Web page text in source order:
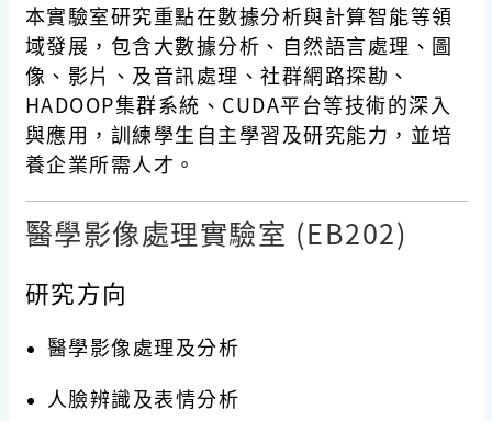
本實驗室研究重點在數據分析與計算智能等領
域發展，包含大數據分析、自然語言處理、圖
像、影片、及音訊處理、社群網路探勘、
HADOOP集群系統、CUDA平台等技術的深入
與應用，訓練學生自主學習及研究能力，並培
養企業所需人才。
醫學影像處理實驗室 (EB202)
研究方向
醫學影像處理及分析
人臉辨識及表情分析